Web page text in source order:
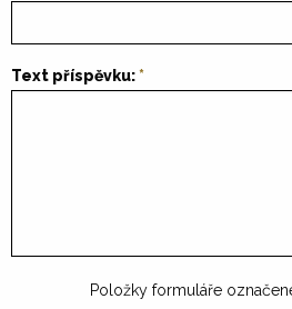
Text příspěvku:
Položky formuláře